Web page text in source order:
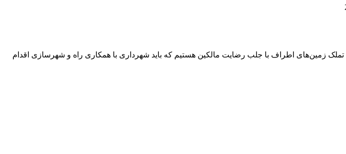
زمین‌های اطراف با جلب رضایت مالکین هستیم که باید شهرداری با همکاری راه و شهرسازی اقدام